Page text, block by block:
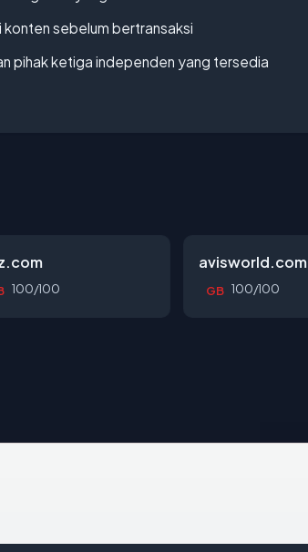
konten sebelum bertransaksi
pihak ketiga independen yang tersedia
100/100
avisworld.com
GB 100/100